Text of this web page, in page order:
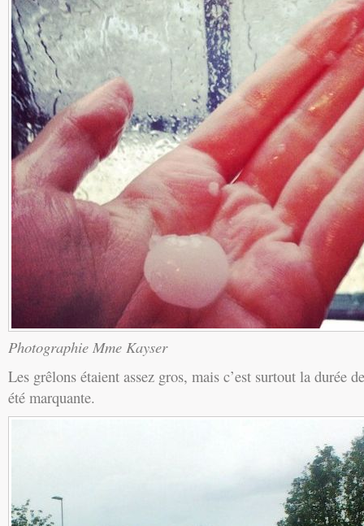
Photographie Mme Kayser
Les grêlons étaient assez gros, mais c’est surtout la durée
été marquante.